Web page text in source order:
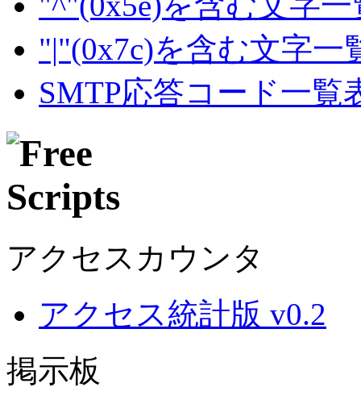
"|"(0x7c)を含む文字一
SMTP応答コード一覧
アクセスカウンタ
アクセス統計版 v0.2
掲示板